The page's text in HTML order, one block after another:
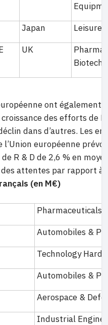
Japan
Leisure
UK
ont
des efforts de
dans d’autres. Les
européenne
R & D de 2,6 % en
attentes par rapport à
(en M€)
Pharmaceuticals
Automobiles &
Technology
Automobiles &
Aerospace &
Industrial